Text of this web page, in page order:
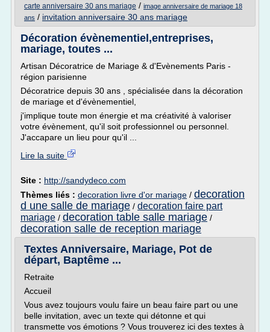
carte anniversaire 30 ans mariage / image anniversaire de mariage 18
ans / invitation anniversaire 30 ans mariage
Décoration évènementiel,entreprises,
mariage, toutes ...
Artisan Décoratrice de Mariage & d'Evènements Paris -
région parisienne
Décoratrice depuis 30 ans , spécialisée dans la décoration
de mariage et d'évènementiel,
j'implique toute mon énergie et ma créativité à valoriser
votre évènement, qu'il soit professionnel ou personnel.
J'accapare un lieu pour qu'il ...
Lire la suite
Site : http://sandydeco.com
Thèmes liés : decoration livre d'or mariage / decoration
d une salle de mariage / decoration faire part
mariage / decoration table salle mariage /
decoration salle de reception mariage
Textes Anniversaire, Mariage, Pot de
départ, Baptême ...
Retraite
Accueil
Vous avez toujours voulu faire un beau faire part ou une
belle invitation, avec un texte qui détonne et qui
transmette vos émotions ? Vous trouverez ici des textes à